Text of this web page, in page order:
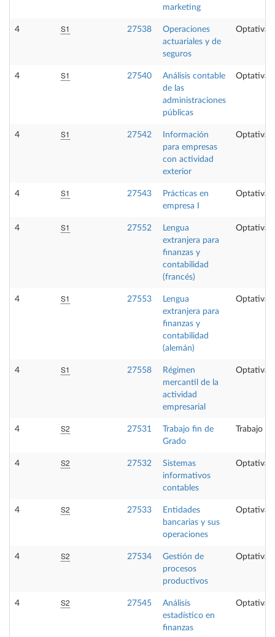
marketing
4 S1 27538
Operaciones
actuariales y de
seguros
Optativa
4 S1 27540
Análisis contable
de las
administraciones
públicas
Optativa
4 S1 27542
Información
para empresas
con actividad
exterior
Optativa
4 S1 27543
Prácticas en
empresa I
Optativa
4 S1 27552
Lengua
extranjera para
finanzas y
contabilidad
(francés)
Optativa
4 S1 27553
Lengua
extranjera para
finanzas y
contabilidad
(alemán)
Optativa
4 S1 27558
Régimen
mercantil de la
actividad
empresarial
Optativa
4 S2 27531
Trabajo fin de
Grado
Trabajo
4 S2 27532
Sistemas
informativos
contables
Optativa
4 S2 27533
Entidades
bancarias y sus
operaciones
Optativa
4 S2 27534
Gestión de
procesos
productivos
Optativa
4 S2 27545
Análisis
estadístico en
finanzas
Optativa